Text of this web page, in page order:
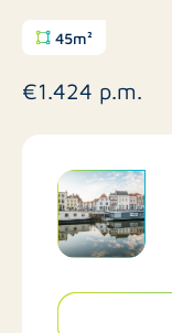
45m²
€1.424 p.m.